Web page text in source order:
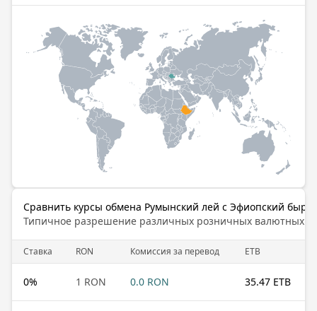
Сравнить курсы обмена Румынский лей с Эфиопский быр
Типичное разрешение различных розничных валютных
Cтавка RON Комиссия за перевод ETB
0% 1 RON 0.0 RON 35.47 ETB